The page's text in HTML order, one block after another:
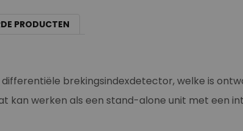
PRODUCTEN
brekingsindexdetector, welke is
kan werken als een stand-alone unit met een